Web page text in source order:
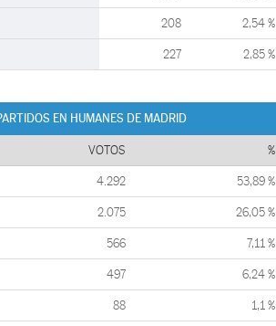
208 2,54 %
227 2,85 %
EN HUMANES DE MADRID
VOTOS %
4.292 53,89 %
2.075 26,05 %
566 7,11 %
497 6,24 %
88 1,1 %